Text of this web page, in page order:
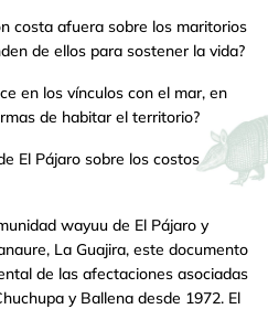
costa afuera sobre los maritorios
de ellos para sostener la vida?
en los vínculos con el mar, en
de habitar el territorio?
El Pájaro sobre los costos
wayuu de El Pájaro y
La Guajira, este documento
de las afectaciones asociadas
y Ballena desde 1972. El